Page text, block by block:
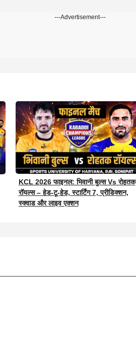
---Advertisement---
KCL 2026 फाइनल: भिवानी बुल्स Vs रोहतक
रॉयल्स – हेड-टू-हेड, स्टार्टिंग 7, प्रीडिक्शन,
स्क्वाड और लाइव एक्शन